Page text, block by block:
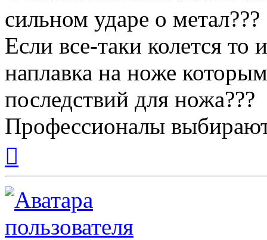
сильном ударе о метал???
Если все-таки колется то
наплавка на ноже
последствий для ножа???
Профессионалы
началу